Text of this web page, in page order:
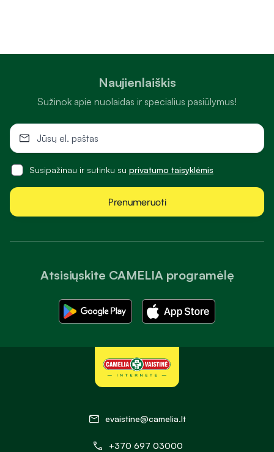
Atsisiųskite CAMELIA programėlę
Naujienlaiškis
Sužinok apie nuolaidas ir specialius pasiūlymus!
Susipažinau ir sutinku su privatumo taisyklėmis
Prenumeruoti
evaistine@camelia.lt
+370 697 03000